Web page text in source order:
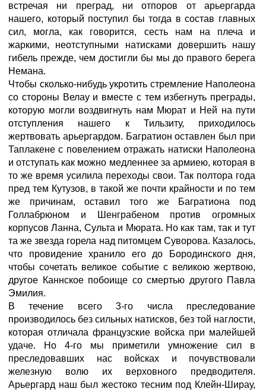
встречая ни преград, ни отпоров от арьергарда
нашего, который поступил бы тогда в состав главных
сил, могла, как говорится, сесть нам на плеча и
жаркими, неотступными натисками довершить нашу
гибель прежде, чем достигли бы мы до правого берега
Немана.
Чтобы сколько-нибудь укротить стремление Наполеона
со стороны Велау и вместе с тем избегнуть преграды,
которую могли воздвигнуть нам Мюрат и Ней на пути
отступления нашего к Тильзиту, приходилось
жертвовать арьергардом. Багратион оставлен был при
Таплакене с повелением отражать натиски Наполеона
и отступать как можно медленнее за армиею, которая в
то же время усилила переходы свои. Так полтора года
пред тем Кутузов, в такой же почти крайности и по тем
же причинам, оставил того же Багратиона под
Голлабрюном и Шенграбеном против огромных
корпусов Ланна, Сульта и Мюрата. Но как там, так и тут
та же звезда горела над питомцем Суворова. Казалось,
что провидение хранило его до Бородинского дня,
чтобы сочетать великое событие с великою жертвою,
другое Каннское побоище со смертью другого Павла
Эмилия.
В течение всего 3-го числа преследование
производилось без сильных натисков, без той наглости,
которая отличала французские войска при малейшей
удаче. Но 4-го мы приметили умножение сил в
преследовавших нас войсках и почувствовали
железную волю их верховного предводителя.
Арьергард наш был жестоко тесним под Клейн-Ширау,